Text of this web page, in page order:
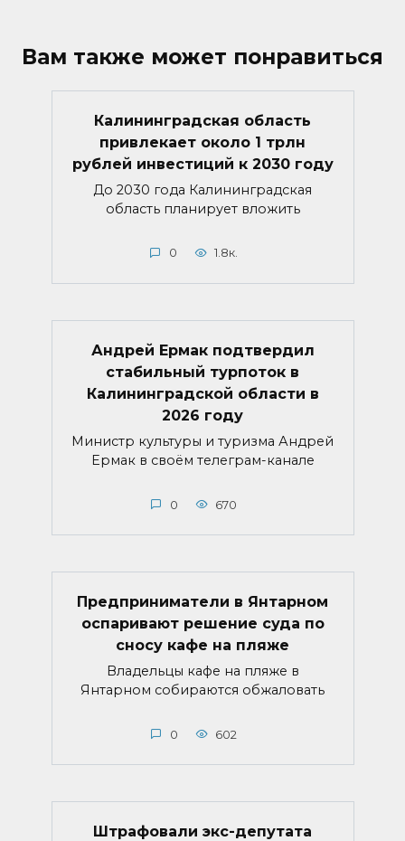
Вам также может понравиться
Калининградская область
привлекает около 1 трлн
рублей инвестиций к 2030 году
До 2030 года Калининградская
область планирует вложить
0 1.8к.
Андрей Ермак подтвердил
стабильный турпоток в
Калининградской области в
2026 году
Министр культуры и туризма Андрей
Ермак в своём телеграм-канале
0 670
Предприниматели в Янтарном
оспаривают решение суда по
сносу кафе на пляже
Владельцы кафе на пляже в
Янтарном собираются обжаловать
0 602
Штрафовали экс-депутата